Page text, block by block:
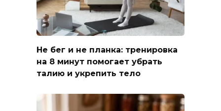
Не бег и не планка: тренировка
на 8 минут помогает убрать
талию и укрепить тело